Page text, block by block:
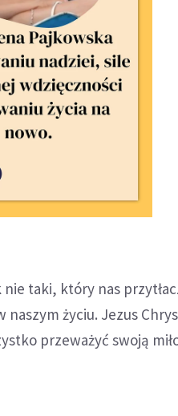
taki, który nas
naszym życiu. Jezus
przeważyć swoją